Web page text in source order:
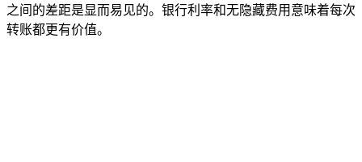
之间的差距是显而易见的。银行利率和无隐藏费用意味着每次
转账都更有价值。